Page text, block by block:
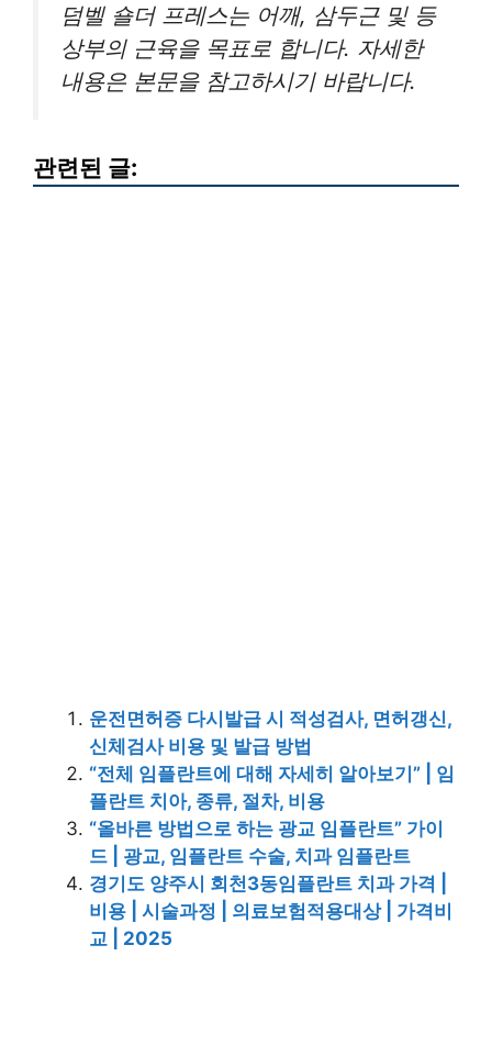
덤벨 숄더 프레스는 어깨, 삼두근 및 등
상부의 근육을 목표로 합니다. 자세한
내용은 본문을 참고하시기 바랍니다.
관련된 글:
운전면허증 다시발급 시 적성검사, 면허갱신,
신체검사 비용 및 발급 방법
“전체 임플란트에 대해 자세히 알아보기” | 임
플란트 치아, 종류, 절차, 비용
“올바른 방법으로 하는 광교 임플란트” 가이
드 | 광교, 임플란트 수술, 치과 임플란트
경기도 양주시 회천3동임플란트 치과 가격 |
비용 | 시술과정 | 의료보험적용대상 | 가격비
교 | 2025